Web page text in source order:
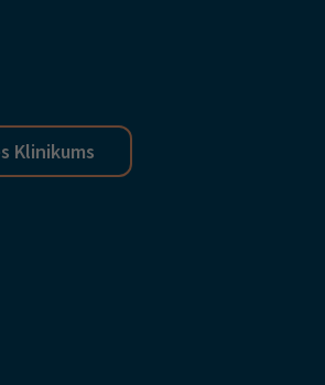
Klinikums